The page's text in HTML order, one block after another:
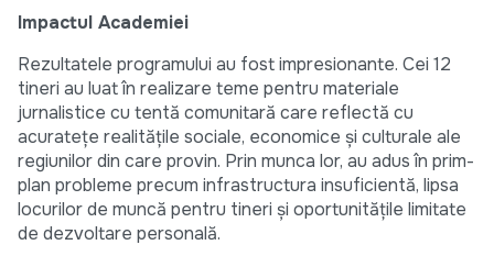
Impactul Academiei
Rezultatele programului au fost impresionante. Cei 12
tineri au luat în realizare teme pentru materiale
jurnalistice cu tentă comunitară care reflectă cu
acuratețe realitățile sociale, economice și culturale ale
regiunilor din care provin. Prin munca lor, au adus în prim-
plan probleme precum infrastructura insuficientă, lipsa
locurilor de muncă pentru tineri și oportunitățile limitate
de dezvoltare personală.